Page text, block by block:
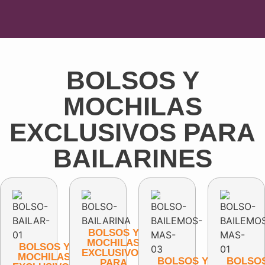
BOLSOS Y
MOCHILAS
EXCLUSIVOS PARA
BAILARINES
BOLSOS Y
MOCHILAS
BOLSOS Y
MOCHILAS
EXCLUSIVOS
PARA
BOLSOS Y